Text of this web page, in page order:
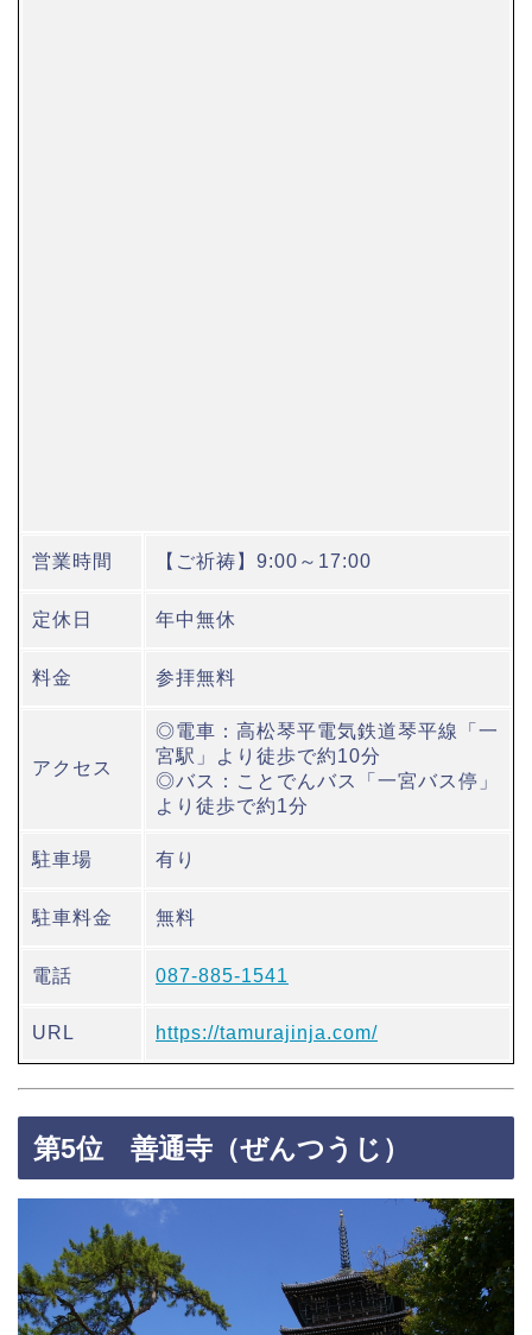
営業時間 【ご祈祷】9:00～17:00
定休日 年中無休
料金 参拝無料
アクセス
◎電車：高松琴平電気鉄道琴平線「一
宮駅」より徒歩で約10分
◎バス：ことでんバス「一宮バス停」
より徒歩で約1分
駐車場 有り
駐車料金 無料
電話 087-885-1541
URL https://tamurajinja.com/
第5位 善通寺（ぜんつうじ）